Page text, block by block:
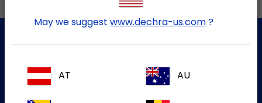
Service à la clientèle
Pour plus d'informations, veuillez contacter notre équipe
de Service à la Clientèle
May we suggest www.dechra-us.com?
AT AU